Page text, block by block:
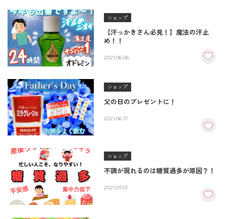
ショップ
【汗っかきさん必見！】魔法の汗止
め！！
2021.06.06
ショップ
父の日のプレゼントに！
2021.06.17
ショップ
不調が現れるのは糖質過多が原因？！
2021.07.01